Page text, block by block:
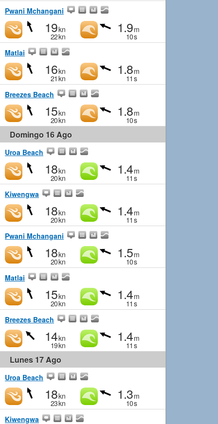
Pwani Mchangani
19kn
22kn
1.9m
10s
Matlai
16kn
21 kn
1.8m
11 s
Breezes Beach
15kn
20kn
1.8m
10s
Domingo 16 Ago
Uroa Beach
18kn
20kn
1.4m
11 s
Kiwengwa
18kn
20kn
1.4m
11 s
Pwani Mchangani
18kn
20kn
1.5m
10s
Matlai
15kn
20kn
1.4m
11 s
Breezes Beach
14kn
19kn
1.4m
11 s
Lunes 17 Ago
Uroa Beach
18kn
23kn
1.3m
10s
Kiwengwa